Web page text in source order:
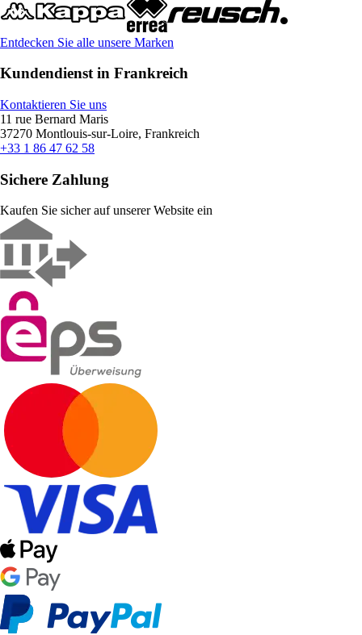
Entdecken Sie alle unsere Marken
Kundendienst in Frankreich
Kontaktieren Sie uns
11 rue Bernard Maris
37270 Montlouis-sur-Loire, Frankreich
+33 1 86 47 62 58
Sichere Zahlung
Kaufen Sie sicher auf unserer Website ein